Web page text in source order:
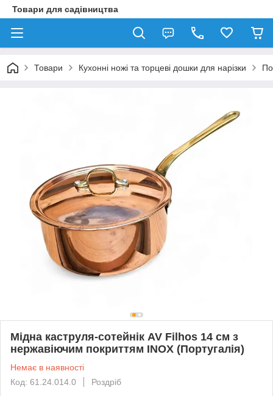
Товари для садівництва
Товари Кухонні ножі та торцеві дошки для нарізки
Мідна каструля-сотейнік AV Filhos 14 см з
нержавіючим покриттям INOX (Португалія)
Немає в наявності
Код: 61.24.014.0
Роздріб